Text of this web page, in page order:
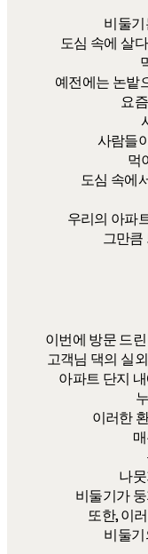
비둘
도심 속에 살
예전에는 논밭
요
사람들
먹
도심 속에
우리의 아파
그만큼
이번에 방문 드
고객님 댁의 실
아파트 단지
이러한
나
비둘기가
또한, 이
비둘